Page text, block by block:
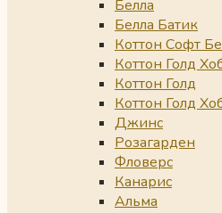
Белла
Белла Батик
Коттон Софт
Коттон Голд
Коттон Голд
Коттон Голд
Джинс
Розагарден
Фловерс
Канарис
Альма